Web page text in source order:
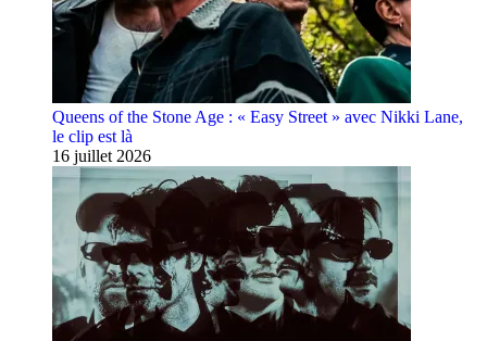
Queens of the Stone Age : « Easy Street » avec Nikki Lane,
le clip est là
16 juillet 2026